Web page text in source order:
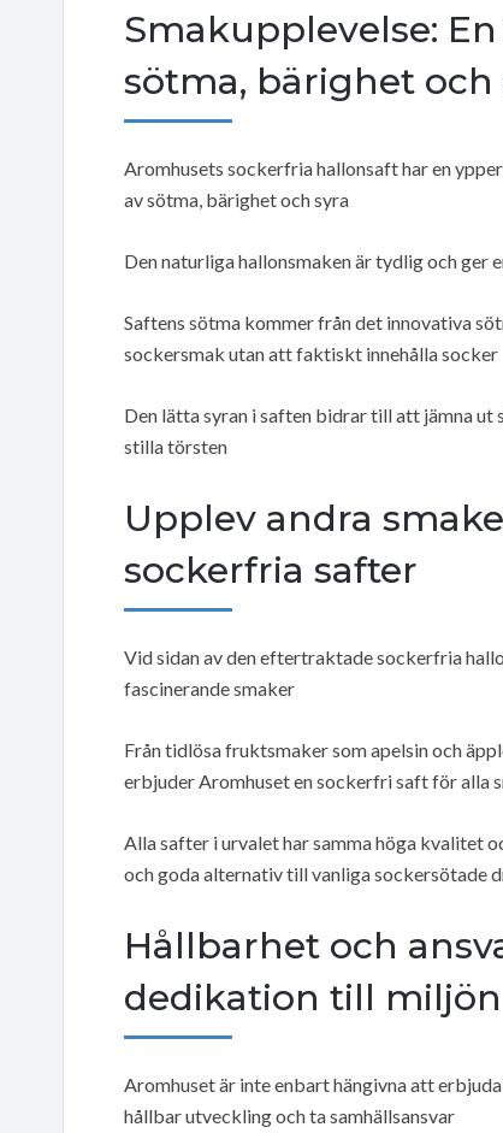
Smakupplevelse:
sötma, bärighet och
Aromhusets sockerfria hallonsaft har en
av sötma, bärighet och syra
Den naturliga hallonsmaken är tydlig och ger
Saftens sötma kommer från det innovativa
sockersmak utan att faktiskt innehålla socker
Den lätta syran i saften bidrar till att jämna
stilla törsten
Upplev andra
sockerfria safter
Vid sidan av den eftertraktade sockerfria
fascinerande smaker
Från tidlösa fruktsmaker som apelsin och
erbjuder Aromhuset en sockerfri saft för alla
Alla safter i urvalet har samma höga kvalitet
och goda alternativ till vanliga sockersötade
Hållbarhet och
dedikation till
Aromhuset är inte enbart hängivna att
hållbar utveckling och ta samhällsansvar